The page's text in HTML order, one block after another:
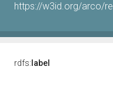
https://w3id.org/arco/
rdfs: label